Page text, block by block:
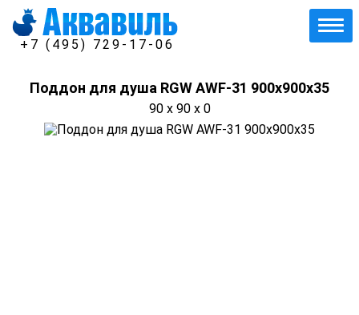
+7 (495) 729-17-06
Поддон для душа RGW AWF-31 900х900х35
90 x 90 x 0